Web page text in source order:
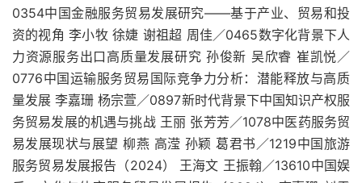
0354中国金融服务贸易发展研究——基于产业、贸易和投
资的视角 李小牧 徐婕 谢祖超 周佳／0465数字化背景下人
力资源服务出口高质量发展研究 孙俊新 吴欣睿 崔凯悦／
0776中国运输服务贸易国际竞争力分析：潜能释放与高质
量发展 李嘉珊 杨宗萱／0897新时代背景下中国知识产权服
务贸易发展的机遇与挑战 王丽 张芳芳／1078中医药服务贸
易发展现状与展望 柳燕 高滢 孙颖 葛君书／1219中国旅游
服务贸易发展报告（2024） 王海文 王振翰／13610中国娱